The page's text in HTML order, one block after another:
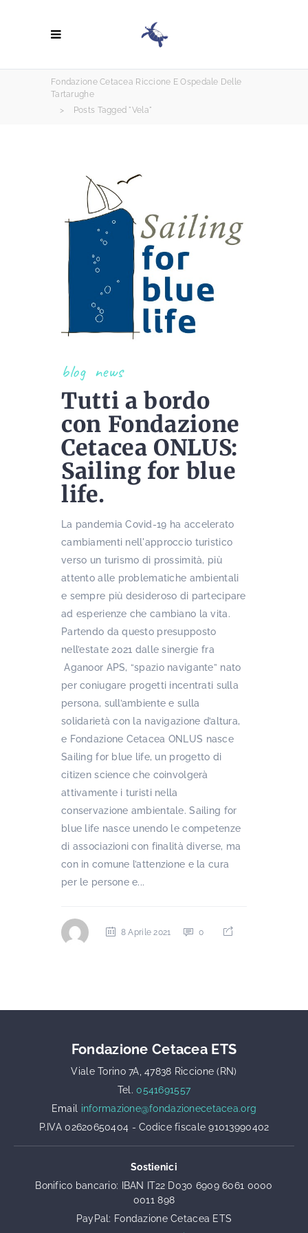
Fondazione Cetacea Riccione E Ospedale Delle
Tartarughe
>
Posts Tagged "vela"
blog news
Tutti a bordo
con Fondazione
Cetacea ONLUS:
Sailing for blue
life.
La pandemia Covid-19 ha accelerato
cambiamenti nell'approccio turistico
verso un turismo di prossimità, più
attento alle problematiche ambientali
e sempre più desideroso di partecipare
ad esperienze che cambiano la vita.
Partendo da questo presupposto
nell’estate 2021 dalle sinergie fra
Aganoor APS, “spazio navigante” nato
per coniugare progetti incentrati sulla
persona, sull’ambiente e sulla
solidarietà con la navigazione d’altura,
e Fondazione Cetacea ONLUS nasce
Sailing for blue life, un progetto di
citizen science che coinvolgerà
attivamente i turisti nella
conservazione ambientale. Sailing for
blue life nasce unendo le competenze
di associazioni con finalità diverse, ma
con in comune l’attenzione e la cura
per le persone e...
8 Aprile 2021 0
Fondazione Cetacea ETS
Viale Torino 7A, 47838 Riccione (RN)
Tel.0541691557
Email informazione@fondazionecetacea.org
P.IVA 02620650404 - Codice fiscale 91013990402
Sostienici
Bonifico bancario: IBAN IT22 D030 6909 6061 0000
0011 898
PayPal: Fondazione Cetacea ETS